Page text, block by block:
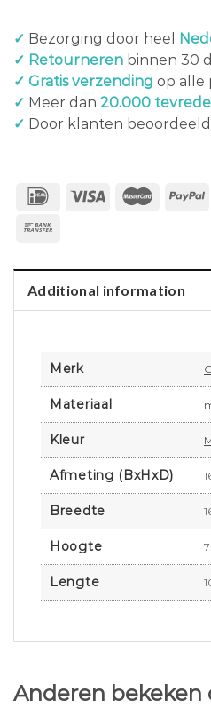
✓ Bezorging door heel
✓ Retourneren binnen 30
✓ Gratis verzending op alle
✓ Meer dan 20.000
✓ Door klanten beoordeeld
Additional information
Merk
Materiaal
Kleur
Afmeting (BxHxD)
Breedte
Hoogte
Lengte
Anderen bekeken